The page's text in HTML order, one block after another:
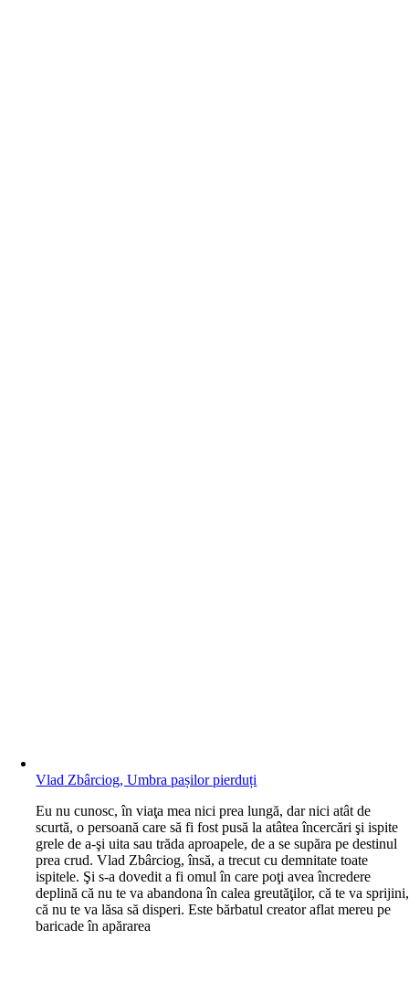
Vlad Zbârciog, Umbra pașilor pierduți
Eu nu cunosc, în viaţa mea nici prea lungă, dar nici atât de
scurtă, o persoană care să fi fost pusă la atâtea încercări şi ispite
grele de a-şi uita sau trăda aproapele, de a se supăra pe destinul
prea crud. Vlad Zbârciog, însă, a trecut cu demnitate toate
ispitele. Şi s-a dovedit a fi omul în care poţi avea încredere
deplină că nu te va abandona în calea greutăţilor, că te va sprijini,
că nu te va lăsa să disperi. Este bărbatul creator aflat mereu pe
baricade în apărarea